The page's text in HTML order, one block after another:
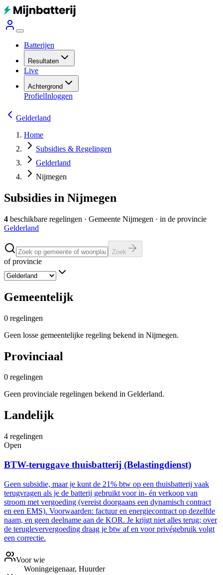
Batterijen
Resultaten
Live
Achtergrond
ProfielInloggen
Gelderland
Home
Subsidies & Regelingen
Gelderland
Nijmegen
Subsidies in Nijmegen
4 beschikbare regelingen · Gemeente Nijmegen · in de provincie
Gelderland
Zoek
of provincie
Gemeentelijk
0 regelingen
Geen losse gemeentelijke regeling bekend in Nijmegen.
Provinciaal
0 regelingen
Geen provinciale regelingen bekend in Gelderland.
Landelijk
4 regelingen
Open
BTW-teruggave thuisbatterij (Belastingdienst)
Geen subsidie, maar je kunt de 21% btw op een thuisbatterij vaak
terugvragen als je de batterij gebruikt voor in- én verkoop van
stroom met vergoeding (vereist doorgaans een dynamisch contract
en een EMS). Voorwaarden: factuur en energiecontract op dezelfde
naam, en geen deelname aan de KOR. Je krijgt niet alles terug; over
de terugleververgoeding draag je btw af en voor privégebruik volgt
een correctie.
Voor wie
Woningeigenaar, Huurder